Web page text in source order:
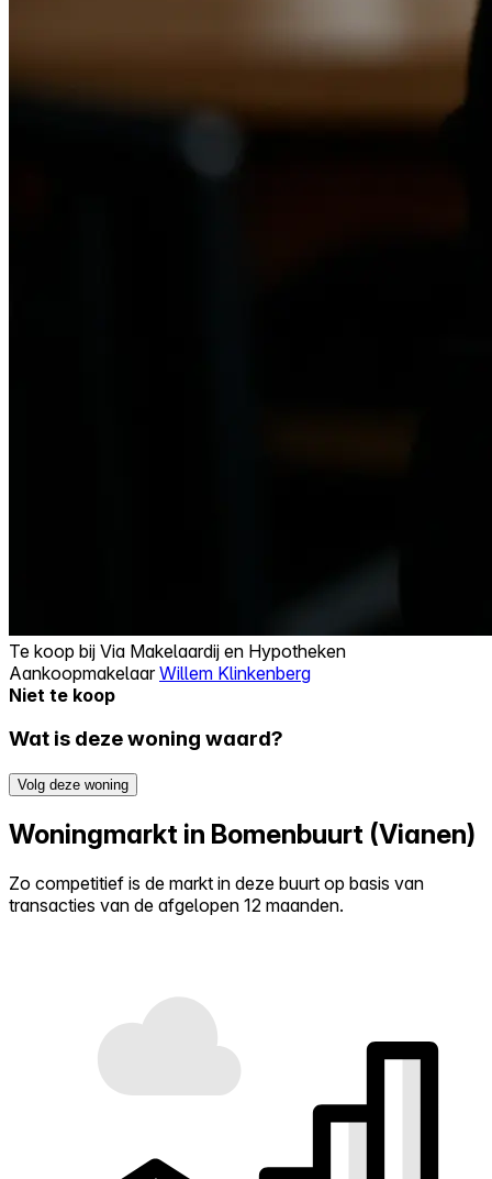
Te koop bij Via Makelaardij en Hypotheken
AankoopmakelaarWillem Klinkenberg
Niet te koop
Wat is deze woning waard?
Volg deze woning
Woningmarkt in Bomenbuurt (Vianen)
Zo competitief is de markt in deze buurt op basis van
transacties van de afgelopen 12 maanden.